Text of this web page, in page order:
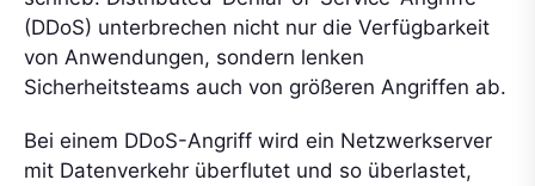
(DDoS) unterbrechen nicht nur die Verfügbarkeit
von Anwendungen, sondern lenken
Sicherheitsteams auch von größeren Angriffen ab.
Bei einem DDoS-Angriff wird ein Netzwerkserver
mit Datenverkehr überflutet und so überlastet,